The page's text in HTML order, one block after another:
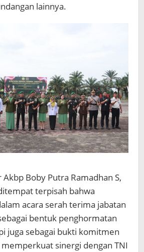
lainnya.
Boby Putra Ramadhan S,
terpisah bahwa
acara serah terima jabatan
bentuk penghormatan
juga sebagai bukti komitmen
sinergi dengan TNI